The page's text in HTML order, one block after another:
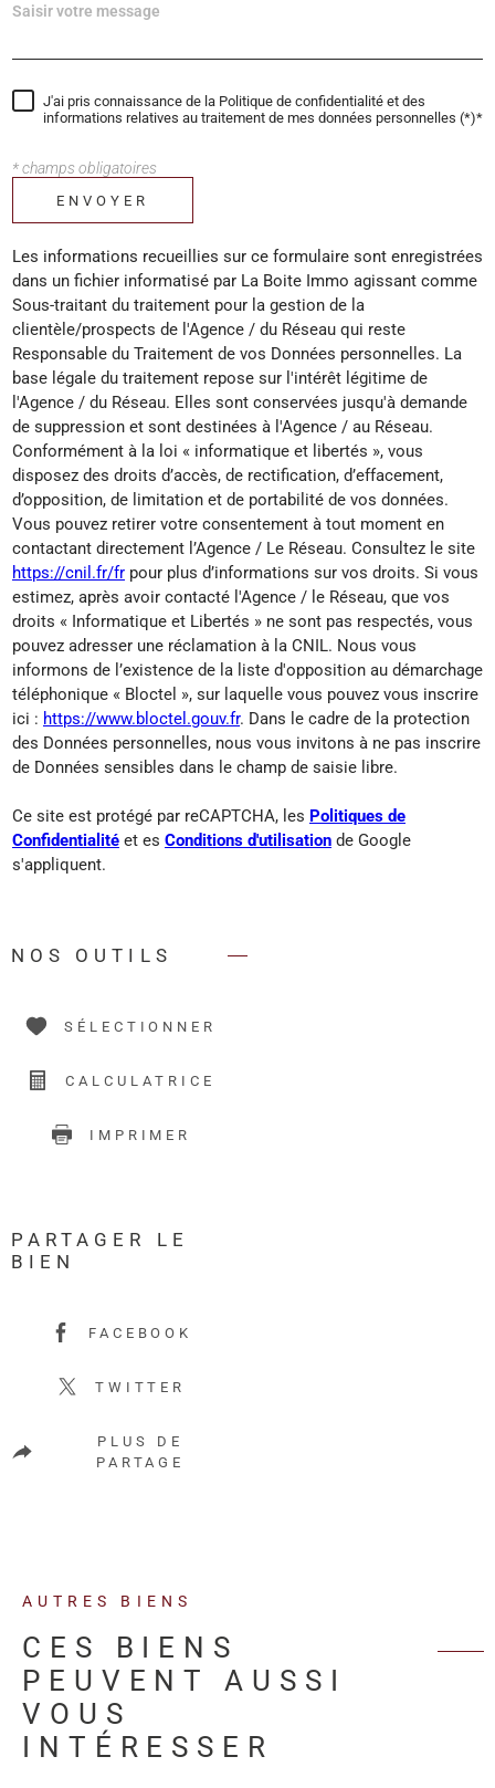
J'ai pris connaissance de la Politique de confidentialité et des
informations relatives au traitement de mes données personnelles (*)*
* champs obligatoires
ENVOYER
Les informations recueillies sur ce formulaire sont enregistrées
dans un fichier informatisé par La Boite Immo agissant comme
Sous-traitant du traitement pour la gestion de la
clientèle/prospects de l'Agence / du Réseau qui reste
Responsable du Traitement de vos Données personnelles. La
base légale du traitement repose sur l'intérêt légitime de
l'Agence / du Réseau. Elles sont conservées jusqu'à demande
de suppression et sont destinées à l'Agence / au Réseau.
Conformément à la loi « informatique et libertés », vous
disposez des droits d’accès, de rectification, d’effacement,
d’opposition, de limitation et de portabilité de vos données.
Vous pouvez retirer votre consentement à tout moment en
contactant directement l’Agence / Le Réseau. Consultez le site
https://cnil.fr/fr pour plus d’informations sur vos droits. Si vous
estimez, après avoir contacté l'Agence / le Réseau, que vos
droits « Informatique et Libertés » ne sont pas respectés, vous
pouvez adresser une réclamation à la CNIL. Nous vous
informons de l’existence de la liste d'opposition au démarchage
téléphonique « Bloctel », sur laquelle vous pouvez vous inscrire
ici : https://www.bloctel.gouv.fr. Dans le cadre de la protection
des Données personnelles, nous vous invitons à ne pas inscrire
de Données sensibles dans le champ de saisie libre.
Ce site est protégé par reCAPTCHA, les Politiques de
Confidentialité et es Conditions d'utilisation de Google
s'appliquent.
NOS OUTILS
SÉLECTIONNER
CALCULATRICE
IMPRIMER
PARTAGER LE
BIEN
FACEBOOK
TWITTER
PLUS DE
PARTAGE
AUTRES BIENS
CES BIENS
PEUVENT AUSSI
VOUS
INTÉRESSER